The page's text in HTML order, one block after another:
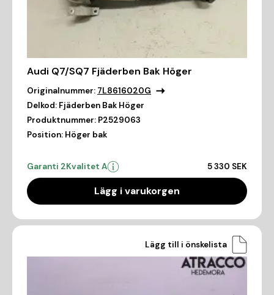
Audi Q7/SQ7 Fjäderben Bak Höger
Originalnummer: 7L8616020G
Delkod: Fjäderben Bak Höger
Produktnummer: P2529063
Position: Höger bak
Garanti 2Kvalitet A 5 330 SEK
Lägg i varukorgen
Lägg till i önskelista